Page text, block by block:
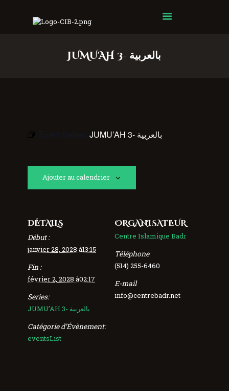
JUMU'AH 3- بالعربية
Centre Islamique Badr
Event Series: JUMU’AH 3- بالعربية
Ajouter au calendrier
DÉTAILS
Début :
janvier 28, 2028 à13:15
Fin :
février 2, 2028 à02:17
Series:
JUMU’AH 3- بالعربية
Catégorie d’Évènement:
eventsList
ORGANISATEUR
Centre Islamique Badr
Téléphone
(514) 255-6460
E-mail
info@centrebadr.net